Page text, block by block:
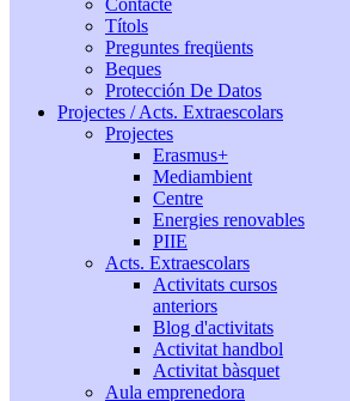
Contacte
Títols
Preguntes freqüents
Beques
Protección De Datos
Projectes / Acts. Extraescolars
Projectes
Erasmus+
Mediambient
Centre
Energies renovables
PIIE
Acts. Extraescolars
Activitats cursos
anteriors
Blog d'activitats
Activitat handbol
Activitat bàsquet
Aula emprenedora